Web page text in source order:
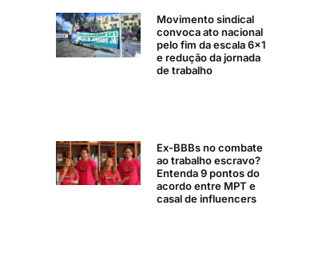
Movimento sindical
convoca ato nacional
pelo fim da escala 6×1
e redução da jornada
de trabalho
Ex-BBBs no combate
ao trabalho escravo?
Entenda 9 pontos do
acordo entre MPT e
casal de influencers